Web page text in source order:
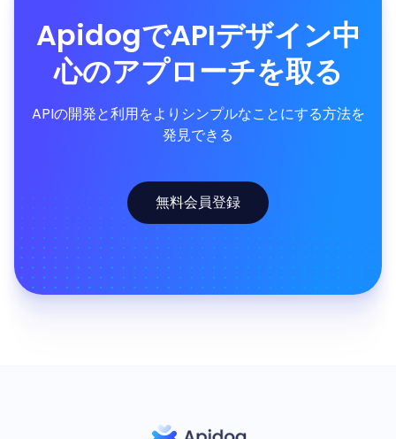
ApidogでAPIデザイン中
心のアプローチを取る
APIの開発と利用をよりシンプルなことにする方法を
発見できる
無料会員登録